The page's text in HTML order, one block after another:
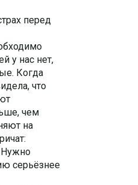
перед
у нас нет,
Когда
что
чем
на
серьёзнее